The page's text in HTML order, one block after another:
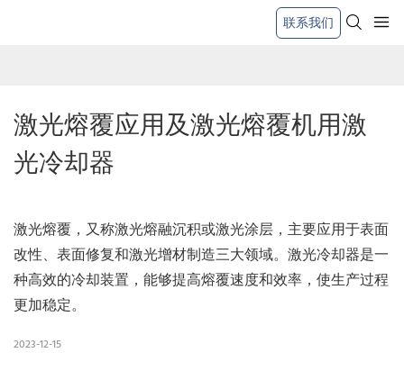
联系我们
激光熔覆应用及激光熔覆机用激
光冷却器
激光熔覆，又称激光熔融沉积或激光涂层，主要应用于表面
改性、表面修复和激光增材制造三大领域。激光冷却器是一
种高效的冷却装置，能够提高熔覆速度和效率，使生产过程
更加稳定。
2023-12-15